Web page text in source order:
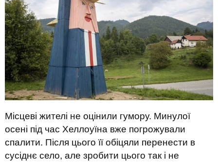
Місцеві жителі не оцінили гумору. Минулої
осені під час Хеллоуїна вже погрожували
спалити. Після цього її обіцяли перенести в
сусіднє село, але зробити цього так і не